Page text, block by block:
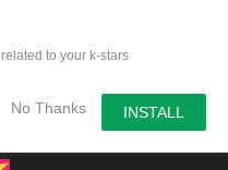
to your k-stars
No Thanks INSTALL